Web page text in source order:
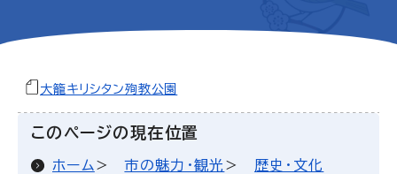
大籠キリシタン殉教公園
このページの現在位置
ホーム 市の魅力・観光
歴史・文化